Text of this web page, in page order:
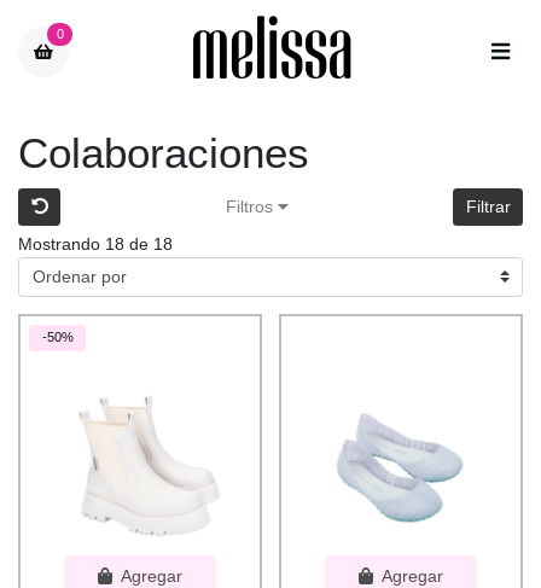
0
Colaboraciones
Filtros
Filtrar
Mostrando 18 de 18
-50%
Agregar Agregar